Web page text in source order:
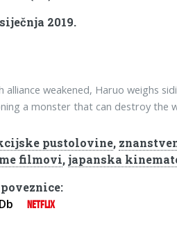
2019.
alliance weakened, Haruo weighs
a monster that can destroy the
pustolovine,
filmovi,japanska
NETFLIX